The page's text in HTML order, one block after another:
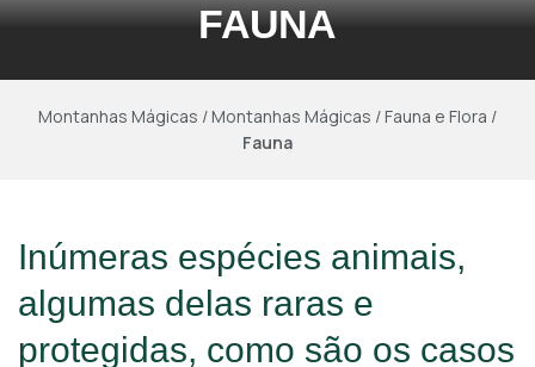
FAUNA
Montanhas Mágicas /Montanhas Mágicas /Fauna e Flora /
Fauna
Inúmeras espécies animais,
algumas delas raras e
protegidas, como são os casos